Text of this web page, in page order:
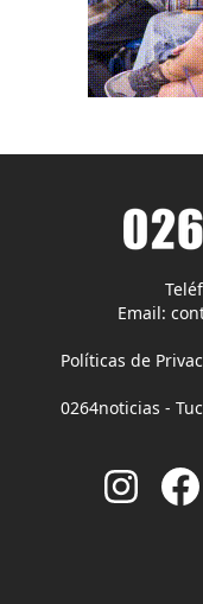
Email:
Políticas de
0264noticias -